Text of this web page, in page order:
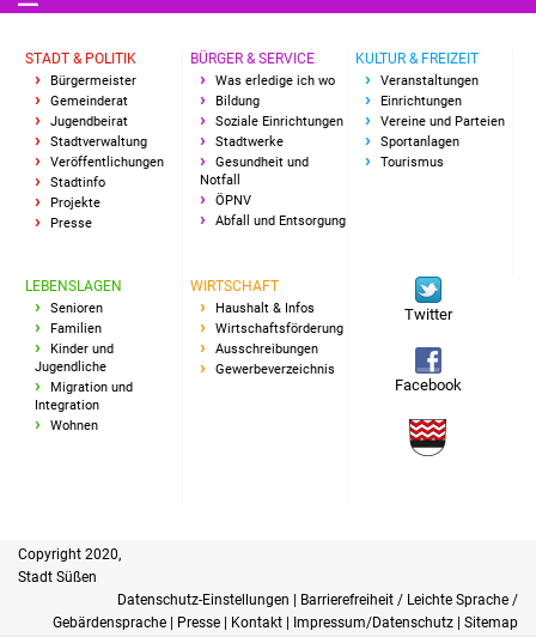
Kultur & Freizeit
Veranstaltungen
Stadtfest
Ostermarkt
Einrichtungen
Hallenbad
Kulturhalle
STADT & POLITIK
Bürgermeister
Gemeinderat
Jugendbeirat
Stadtverwaltung
Veröffentlichungen
Stadtinfo
Projekte
Presse
BÜRGER & SERVICE
Was erledige ich wo
Bildung
Soziale Einrichtungen
Stadtwerke
Gesundheit und
Notfall
ÖPNV
Abfall und Entsorgung
KULTUR & FREIZEIT
Veranstaltungen
Einrichtungen
Vereine und Parteien
Sportanlagen
Tourismus
LEBENSLAGEN
Senioren
Familien
Kinder und
Jugendliche
Migration und
Integration
Wohnen
WIRTSCHAFT
Haushalt & Infos
Wirtschaftsförderung
Ausschreibungen
Gewerbeverzeichnis
Twitter
Facebook
Copyright 2020,
Stadt Süßen
Datenschutz-Einstellungen | Barrierefreiheit / Leichte Sprache /
Gebärdensprache | Presse | Kontakt | Impressum/Datenschutz | Sitemap